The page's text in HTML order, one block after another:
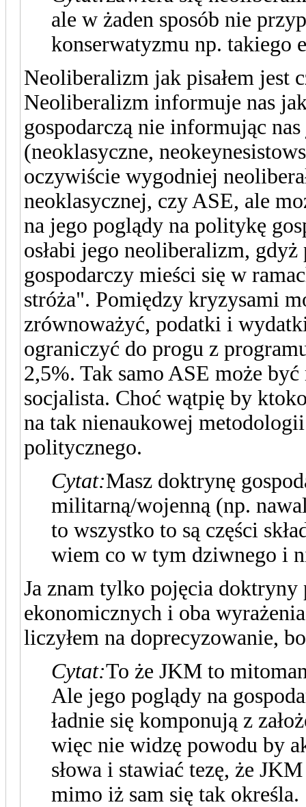
ale w żaden sposób nie
konserwatyzmu np. takiego
Neoliberalizm jak pisałem jest
Neoliberalizm informuje nas
gospodarczą nie informując
(neoklasyczne,
oczywiście wygodniej
neoklasycznej, czy ASE, ale
na jego poglądy na politykę
osłabi jego neoliberalizm,
gospodarczy mieści się w
stróża". Pomiędzy kryzysami
zrównoważyć, podatki i
ograniczyć do progu z
2,5%. Tak samo ASE może
socjalista. Choć wątpię by
na tak nienaukowej
politycznego.
Cytat:Masz doktrynę
militarną/wojenną (np.
to wszystko to są części
wiem co w tym dziwnego i
Ja znam tylko pojęcia
ekonomicznych i oba
liczyłem na doprecyzowanie,
Cytat:To że JKM to
Ale jego poglądy na
ładnie się komponują z
więc nie widzę powodu by
słowa i stawiać tezę, że
mimo iż sam się tak określa.